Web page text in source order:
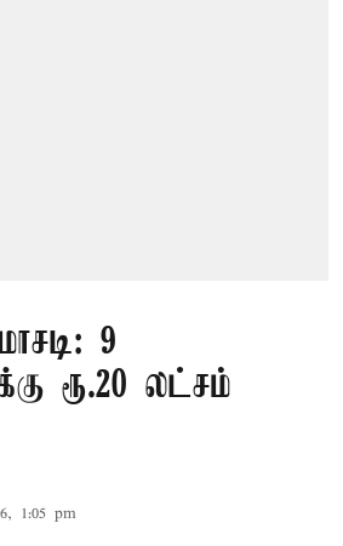
9
ரூ.20 லட்சம்
1:05 pm